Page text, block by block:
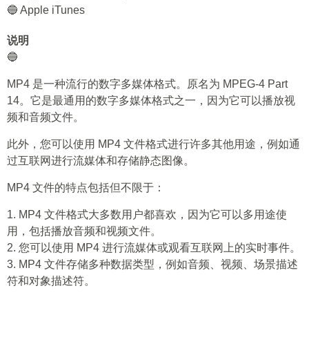
🔵 Apple iTunes
说明
🔵
MP4 是一种流行的数字多媒体格式。原名为 MPEG-4 Part
14。它是最通用的数字多媒体格式之一，因为它可以播放视
频和音频文件。
此外，您可以使用 MP4 文件格式进行许多其他用途，例如通
过互联网进行流媒体和存储静态图像。
MP4 文件的特点包括但不限于：
1. MP4 文件格式大多数用户都喜欢，因为它可以多用途使
用，包括播放音频和视频文件。
2. 您可以使用 MP4 进行流媒体或观看互联网上的实时事件。
3. MP4 文件存储多种数据类型，例如音频、视频、场景描述
符和对象描述符。